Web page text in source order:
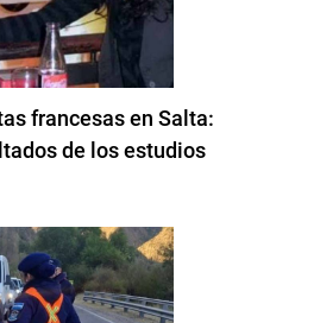
francesas en Salta:
de los estudios